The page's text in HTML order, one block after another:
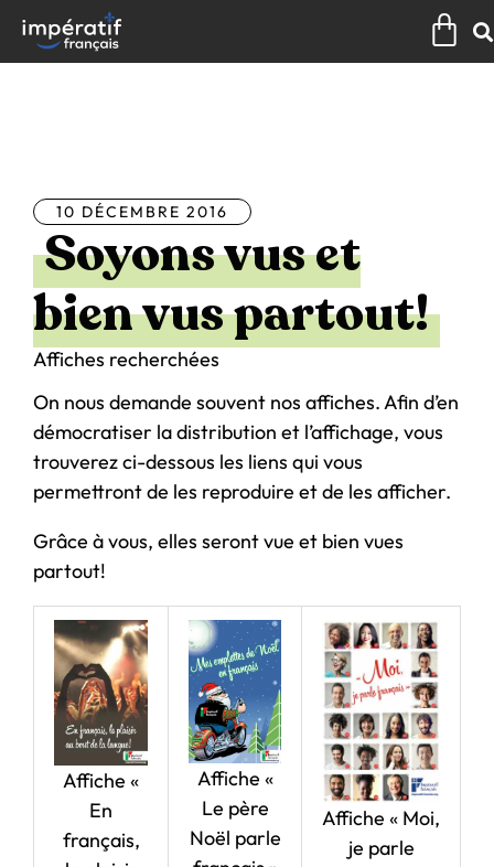
contenu
10 DÉCEMBRE 2016
Soyons vus et
bien vus partout!
Affiches recherchées
On nous demande souvent nos affiches. Afin d’en
démocratiser la distribution et l’affichage, vous
trouverez ci-dessous les liens qui vous
permettront de les reproduire et de les afficher.
Grâce à vous, elles seront vue et bien vues
partout!
Affiche «
En
français,
Affiche «
Le père
Noël parle
Affiche « Moi,
je parle